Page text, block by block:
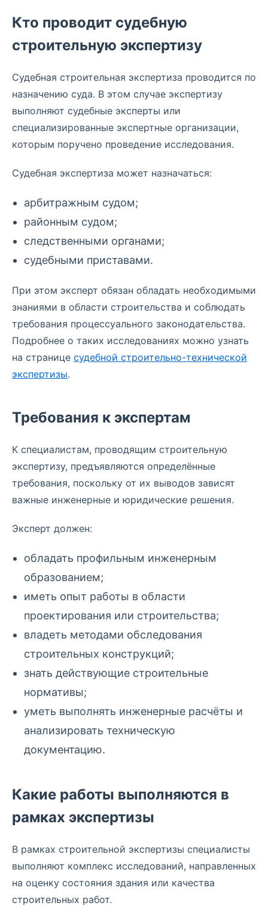
Кто проводит судебную
строительную экспертизу
Судебная строительная экспертиза проводится по
назначению суда. В этом случае экспертизу
выполняют судебные эксперты или
специализированные экспертные организации,
которым поручено проведение исследования.
Судебная экспертиза может назначаться:
арбитражным судом;
районным судом;
следственными органами;
судебными приставами.
При этом эксперт обязан обладать необходимыми
знаниями в области строительства и соблюдать
требования процессуального законодательства.
Подробнее о таких исследованиях можно узнать
на странице судебной строительно-технической
экспертизы.
Требования к экспертам
К специалистам, проводящим строительную
экспертизу, предъявляются определённые
требования, поскольку от их выводов зависят
важные инженерные и юридические решения.
Эксперт должен:
обладать профильным инженерным
образованием;
иметь опыт работы в области
проектирования или строительства;
владеть методами обследования
строительных конструкций;
знать действующие строительные
нормативы;
уметь выполнять инженерные расчёты и
анализировать техническую
документацию.
Какие работы выполняются в
рамках экспертизы
В рамках строительной экспертизы специалисты
выполняют комплекс исследований, направленных
на оценку состояния здания или качества
строительных работ.